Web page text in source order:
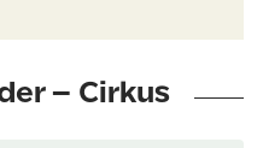
– Cirkus